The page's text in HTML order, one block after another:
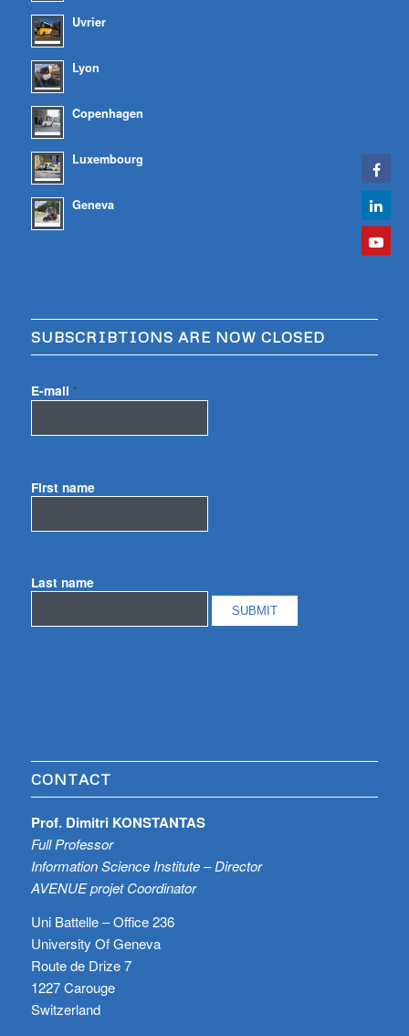
Uvrier
Lyon
Copenhagen
Luxembourg
Geneva
SUBSCRIBTIONS ARE NOW CLOSED
E-mail *
First name
Last name
CONTACT
Prof. Dimitri KONSTANTAS
Full Professor
Information Science Institute – Director
AVENUE projet Coordinator
Uni Battelle – Office 236
University Of Geneva
Route de Drize 7
1227 Carouge
Switzerland